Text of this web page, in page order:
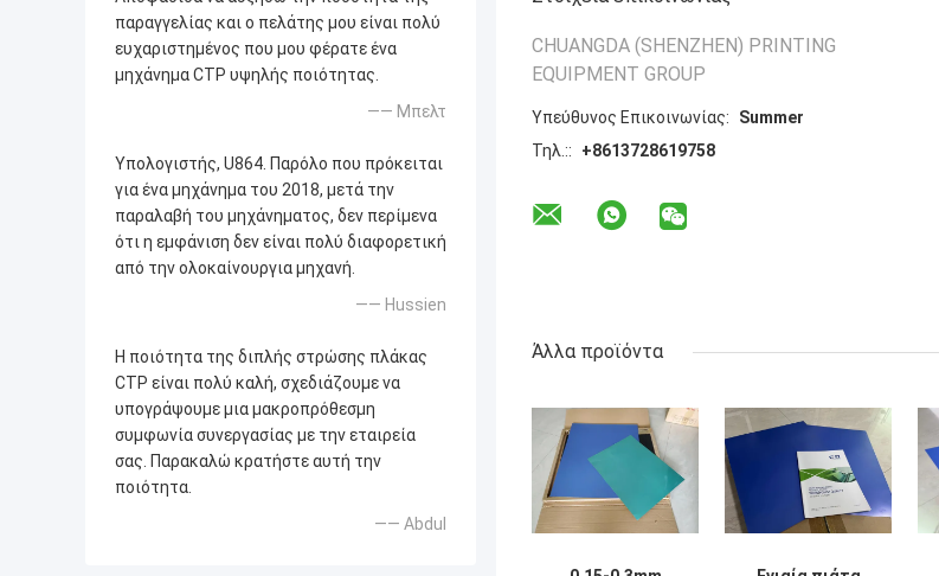
παραγγελίας και ο πελάτης μου είναι πολύ
ευχαριστημένος που μου φέρατε ένα
μηχάνημα CTP υψηλής ποιότητας.
—— Μπελτ
Υπολογιστής, U864. Παρόλο που πρόκειται
για ένα μηχάνημα του 2018, μετά την
παραλαβή του μηχάνηματος, δεν περίμενα
ότι η εμφάνιση δεν είναι πολύ διαφορετική
από την ολοκαίνουργια μηχανή.
—— Hussien
Η ποιότητα της διπλής στρώσης πλάκας
CTP είναι πολύ καλή, σχεδιάζουμε να
υπογράψουμε μια μακροπρόθεσμη
συμφωνία συνεργασίας με την εταιρεία
σας. Παρακαλώ κρατήστε αυτή την
ποιότητα.
—— Abdul
CHUANGDA (SHENZHEN) PRINTING
EQUIPMENT GROUP
Υπεύθυνος Επικοινωνίας:
Summer
Τηλ.::
+8613728619758
Άλλα προϊόντα